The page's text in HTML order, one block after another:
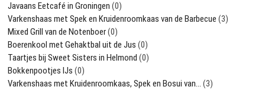
Javaans Eetcafé in Groningen (0)
Varkenshaas met Spek en Kruidenroomkaas van de Barbecue (3)
Mixed Grill van de Notenboer(0)
Boerenkool met Gehaktbal uit de Jus (0)
Taartjes bij Sweet Sisters in Helmond (0)
Bokkenpootjes IJs (0)
Varkenshaas met Kruidenroomkaas, Spek en Bosui van… (3)